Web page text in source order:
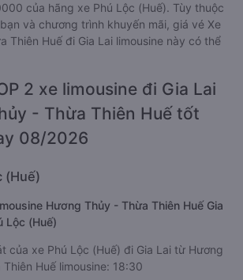
của hãng xe Phú Lộc (Huế). Tùy thuộc
và chương trình khuyến mãi, giá vé Xe
Thiên Huế đi Gia Lai limousine này có thể
2 xe limousine đi Gia Lai
- Thừa Thiên Huế tốt
08/2026
(Huế)
Hương Thủy - Thừa Thiên Huế Gia
Lộc (Huế)
của xe Phú Lộc (Huế) đi Gia Lai từ Hương
Huế limousine: 18:30